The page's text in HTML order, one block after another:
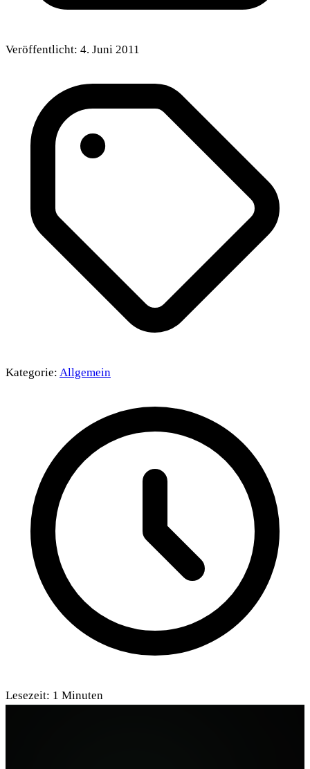
Veröffentlicht: 4. Juni 2011
Kategorie: Allgemein
Lesezeit: 1 Minuten